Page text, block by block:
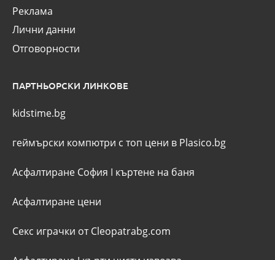
Реклама
Лични данни
Отговорности
ПАРТНЬОРСКИ ЛИНКОВЕ
kidstime.bg
геймърски компютри с топ цени в Plasico.bg
Асфалтиране София I къртене на баня
Асфалтиране цени
Секс играчки от Cleopatrabg.com